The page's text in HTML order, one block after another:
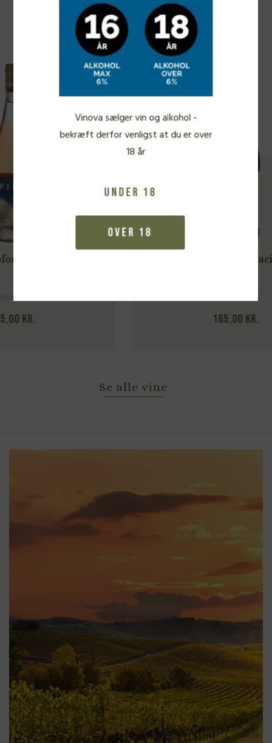
Fra samme vinbonde
LET RØDVIN
Se alle vine
Vinova sælger vin og alkohol -
bekræft derfor venligst at du er over
18 år
Under 18
Over 18